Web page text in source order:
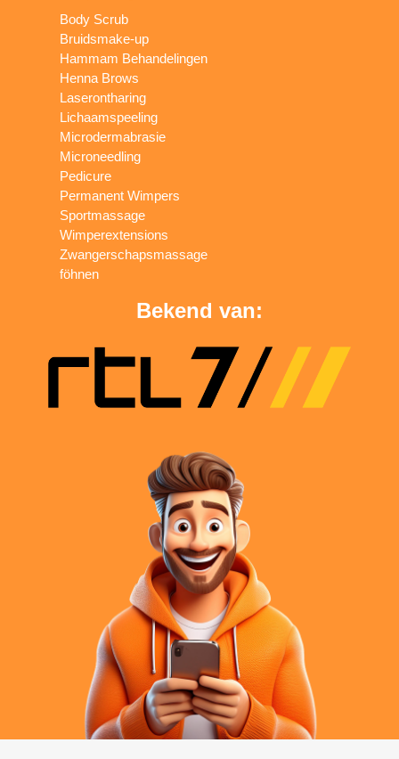
Body Scrub
Bruidsmake-up
Hammam Behandelingen
Henna Brows
Laserontharing
Lichaamspeeling
Microdermabrasie
Microneedling
Pedicure
Permanent Wimpers
Sportmassage
Wimperextensions
Zwangerschapsmassage
föhnen
Bekend van: